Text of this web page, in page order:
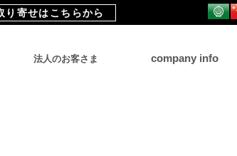
寄せはこちらから
法人のお客さま company info